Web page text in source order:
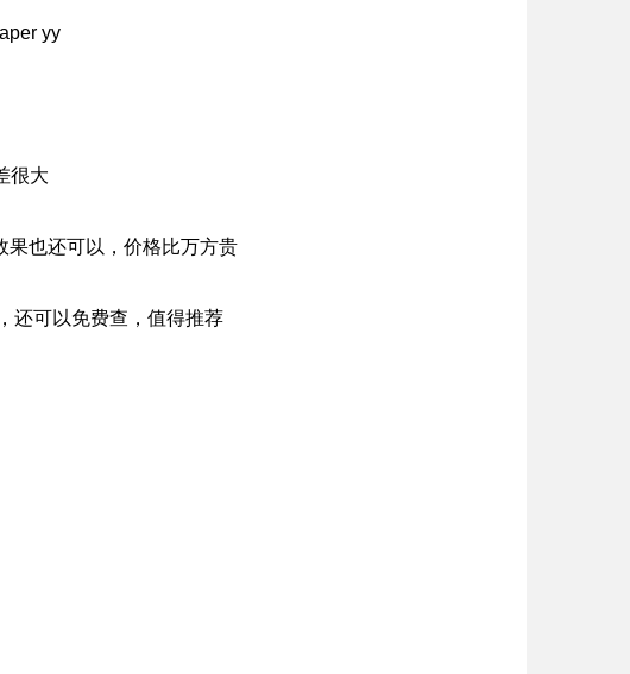
yy
很大
果也还可以，价格比万方贵
还可以免费查，值得推荐